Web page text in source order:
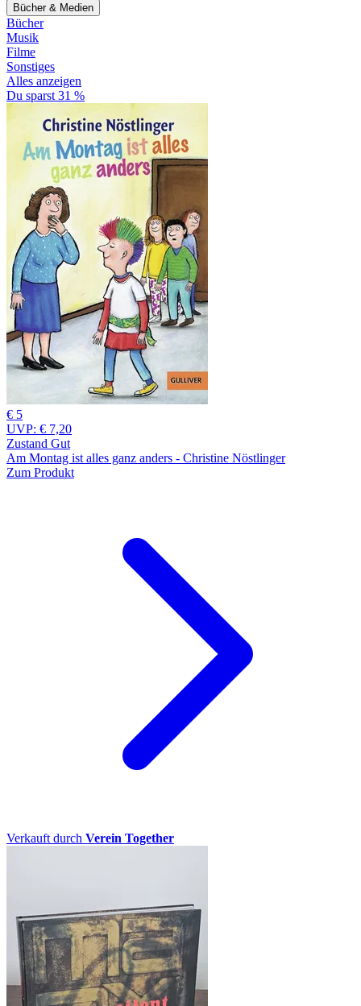
Bücher & Medien
Bücher
Musik
Filme
Sonstiges
Alles anzeigen
Du sparst 31 %
€ 5
UVP: € 7,20
Zustand Gut
Am Montag ist alles ganz anders - Christine Nöstlinger
Zum Produkt
Verkauft durch Verein Together